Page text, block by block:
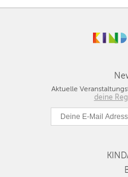
Aktuelle
deineBerlin
München
Köln